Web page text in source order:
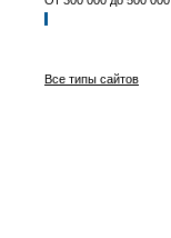
Все типы сайтов